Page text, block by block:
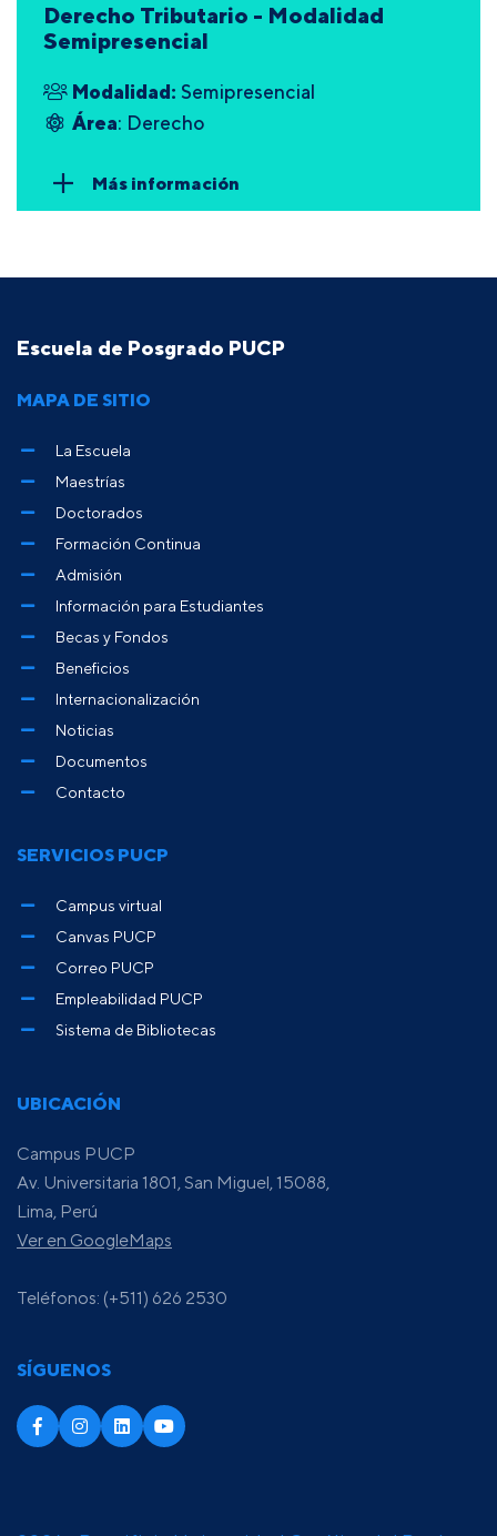
Derecho Tributario - Modalidad
Semipresencial
Modalidad: Semipresencial
Área: Derecho
Más información
Escuela de Posgrado PUCP
UBICACIÓN
Campus PUCP
Av. Universitaria 1801, San Miguel, 15088,
Lima, Perú
Ver en GoogleMaps
Teléfonos: (+511) 626 2530
SÍGUENOS
MAPA DE SITIO
La Escuela
Maestrías
Doctorados
Formación Continua
Admisión
Información para Estudiantes
Becas y Fondos
Beneficios
Internacionalización
Noticias
Documentos
Contacto
SERVICIOS PUCP
Campus virtual
Canvas PUCP
Correo PUCP
Empleabilidad PUCP
Sistema de Bibliotecas